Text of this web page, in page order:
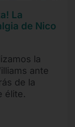
La
de Nico
la
ante
de la
élite.